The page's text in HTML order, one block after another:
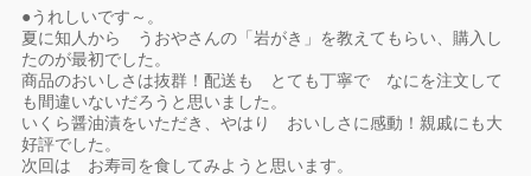
●うれしいです～。
夏に知人から うおやさんの「岩がき」を教えてもらい、購入し
たのが最初でした。
商品のおいしさは抜群！配送も とても丁寧で なにを注文して
も間違いないだろうと思いました。
いくら醤油漬をいただき、やはり おいしさに感動！親戚にも大
好評でした。
次回は お寿司を食してみようと思います。